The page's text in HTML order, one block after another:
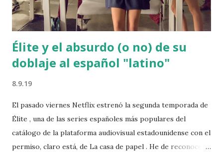
cuestión de fondo, cómo no, se debe a la pretensión
contemporánea de querer hacer política de
acontecimientos acaecidos h...
Élite y el absurdo (o no) de su
doblaje al español "latino"
8.9.19
El pasado viernes Netflix estrenó la segunda temporada de
Élite , una de las series españoles más populares del
catálogo de la plataforma audiovisual estadounidense con el
permiso, claro está, de La casa de papel . He de reconocer